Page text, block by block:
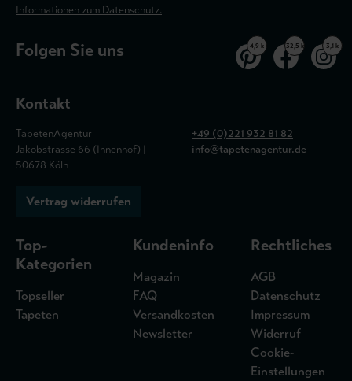
Informationen zum Datenschutz.
Folgen Sie uns 4,9 k 32,5 k 3,1 k
Kontakt
TapetenAgentur
Jakobstrasse 66 (Innenhof) |
50678 Köln
+49 (0)221 932 81 82
info@tapetenagentur.de
Vertrag widerrufen
Top-
Kategorien
Topseller
Tapeten
Kundeninfo
Magazin
FAQ
Versandkosten
Newsletter
Rechtliches
AGB
Datenschutz
Impressum
Widerruf
Cookie-
Einstellungen